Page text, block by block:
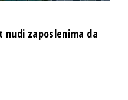
zaposlenima da